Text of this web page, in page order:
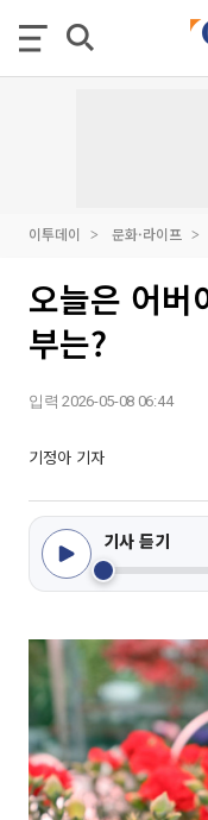
이투데이 문화·라이프
오늘은 어
부는?
입력 2026-05-08 06:44
기정아 기자
기사 듣기